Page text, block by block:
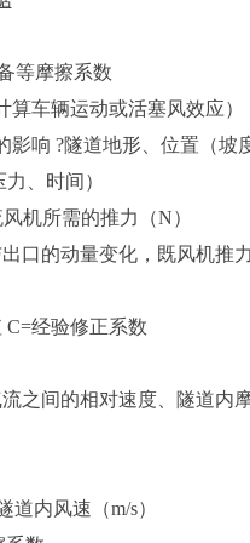
等摩擦系数
车辆运动或活塞风效应）
响 ?隧道地形、位置（坡
、时间）
机所需的推力（N）
口的动量变化，既风机推力
经验修正系数
之间的相对速度、隧道内
内风速（m/s）